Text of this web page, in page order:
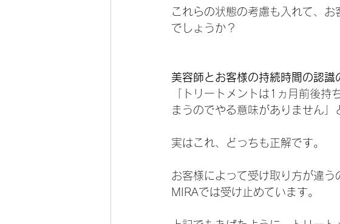
これらの状態の考慮も入れて、
でしょうか？
美容師とお客様の持続時間の認識
「トリートメントは1ヵ月前後持
まうのでやる意味がありません」
実はこれ、どっちも正解です。
お客様によって受け取り方が違
MIRAでは受け止めています。